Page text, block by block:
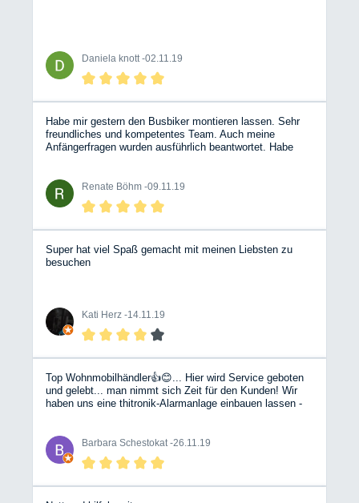
Daniela knott -02.11.19
Habe mir gestern den Busbiker montieren lassen. Sehr
freundliches und kompetentes Team. Auch meine
Anfängerfragen wurden ausführlich beantwortet. Habe
Renate Böhm -09.11.19
Super hat viel Spaß gemacht mit meinen Liebsten zu
besuchen
Kati Herz -14.11.19
Top Wohnmobilhändler👍😊... Hier wird Service geboten
und gelebt... man nimmt sich Zeit für den Kunden! Wir
haben uns eine thitronik-Alarmanlage einbauen lassen -
Barbara Schestokat -26.11.19